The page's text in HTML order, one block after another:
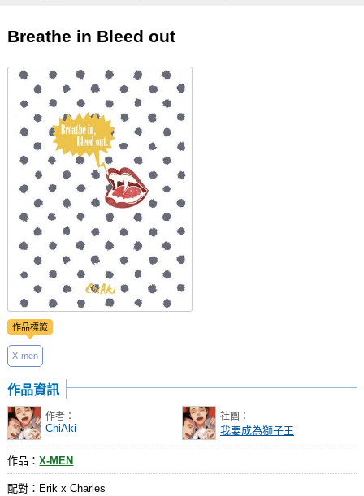
會員中心
註冊會員
登入
Breathe in Bleed out
作品標籤
X-men
作品資訊
作者：
ChiAki
社團：
我要成為獅子王
作品：X-MEN
配對：Erik x Charles